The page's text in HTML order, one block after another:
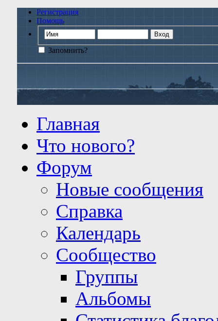
Регистрация
Помощь
Запомнить?
Главная
Что нового?
Форум
Новые сообщения
Справка
Календарь
Сообщество
Группы
Альбомы